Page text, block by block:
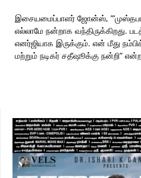
இசையமைப்பாளர் ஜோன்ஸ்,
எல்லாமே நன்றாக வந்திருக்கிறது.
எனர்ஜியாக இருக்கும். என் மீது
மற்றும் நடிகர் சதீஷூக்கு நன்றி”